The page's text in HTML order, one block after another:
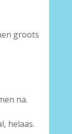
groots
na.
helaas.